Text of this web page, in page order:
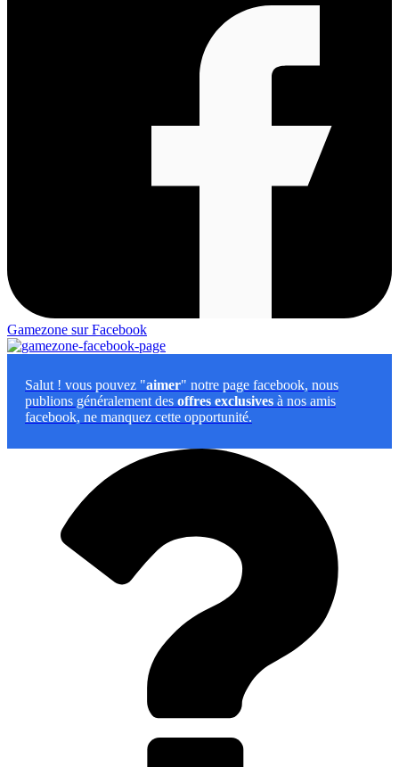
Gamezone sur Facebook
Salut ! vous pouvez "aimer" notre page facebook, nous
publions généralement des offres exclusives à nos amis
facebook, ne manquez cette opportunité.